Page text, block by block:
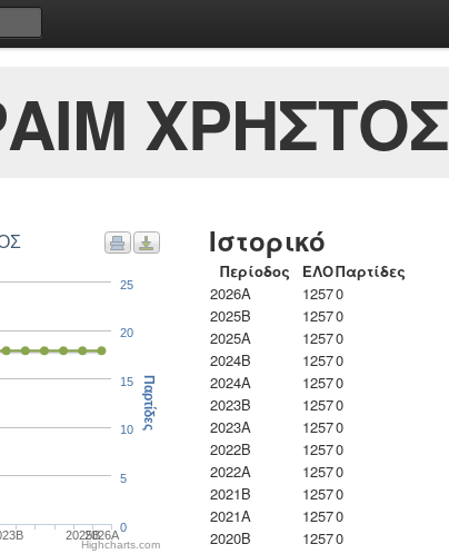
ΧΡΗΣΤΟΣ
2025B2026A
0
5
10
15
20
25
Παρτίδες
Highcharts.com
Ιστορικό
Περίοδος ΕΛΟΠαρτίδες
2026A
12570
2025B
12570
2025A
12570
2024B
12570
2024A
12570
2023B
12570
2023Α
12570
2022B
12570
2022A
12570
2021B
12570
2021A
12570
2020B
12570